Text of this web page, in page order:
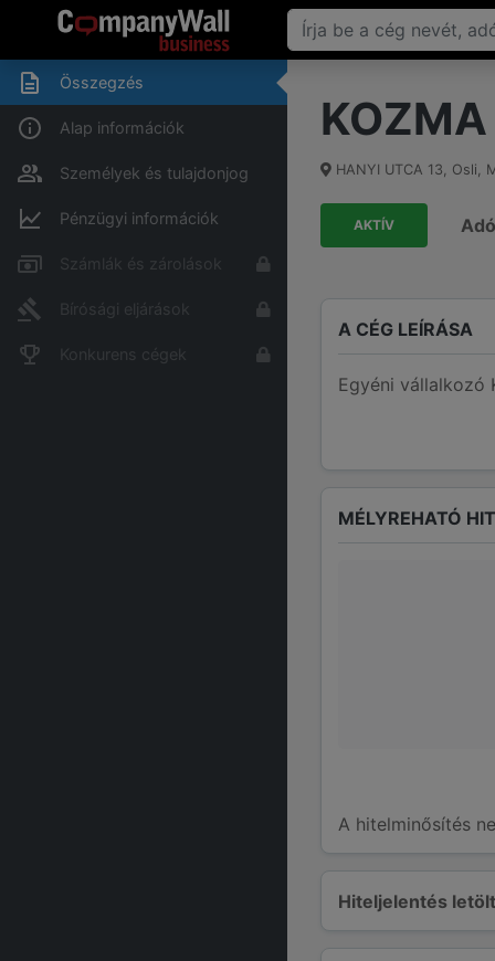
Összegzés
Alap információk
Személyek és tulajdonjog
Pénzügyi információk
Számlák és zárolások
Bírósági eljárások
Konkurens cégek
HANYI UTCA 13, Osli,
AKTÍV
A CÉG LEÍRÁSA
Egyéni vállalkozó
Hiteljelentés
MÉLYREHATÓ
A hitelminősítés